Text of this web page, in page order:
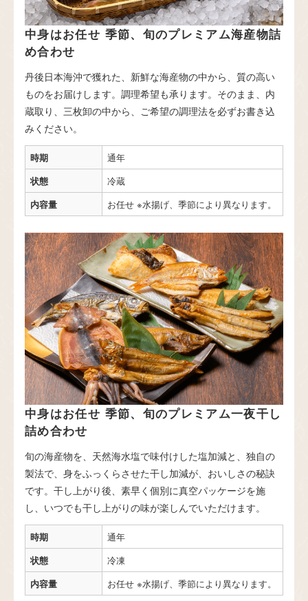
中身はお任せ 季節、旬のプレミアム海産物詰
め合わせ
丹後日本海沖で獲れた、新鮮な海産物の中から、質の高い
ものをお届けします。調理希望も承ります。そのまま、内
蔵取り、三枚卸の中から、ご希望の調理法を必ずお書き込
みください。
時期
通年
状態
冷蔵
内容量
お任せ ※水揚げ、季節により異なります。
中身はお任せ 季節、旬のプレミアム一夜干し
詰め合わせ
旬の海産物を、天然海水塩で味付けした塩加減と、独自の
製法で、身をふっくらさせた干し加減が、おいしさの秘訣
です。干し上がり後、素早く個別に真空パッケージを施
し、いつでも干し上がりの味が楽しんでいただけます。
時期
通年
状態
冷凍
内容量
お任せ ※水揚げ、季節により異なります。